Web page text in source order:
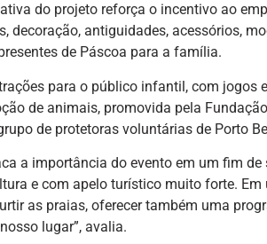
do projeto reforça o incentivo ao
decoração, antiguidades, acessórios,
de Páscoa para a família.
para o público infantil, com jogos
de animais, promovida pela
de protetoras voluntárias de Porto
a importância do evento em um fim
e com apelo turístico muito forte. Em
as praias, oferecer também uma
lugar”, avalia.